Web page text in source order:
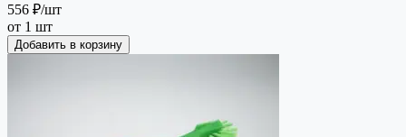
556 ₽/шт
от 1 шт
Добавить в корзину